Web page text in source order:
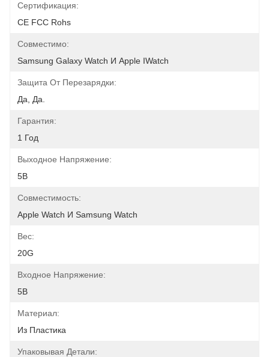
Сертификация:
CE FCC Rohs
Совместимо:
Samsung Galaxy Watch И Apple IWatch
Защита От Перезарядки:
Да, Да.
Гарантия:
1 Год
Выходное Напряжение:
5В
Совместимость:
Apple Watch И Samsung Watch
Вес:
20G
Входное Напряжение:
5В
Материал:
Из Пластика
Упаковывая Детали: